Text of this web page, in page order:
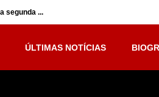
segunda ... Inumanos –
ÚLTIMAS NOTÍCIAS